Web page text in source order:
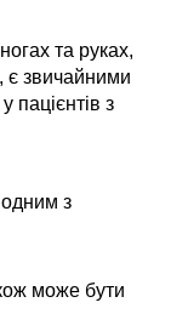
та руках,
є звичайними
пацієнтів з
одним з
може бути